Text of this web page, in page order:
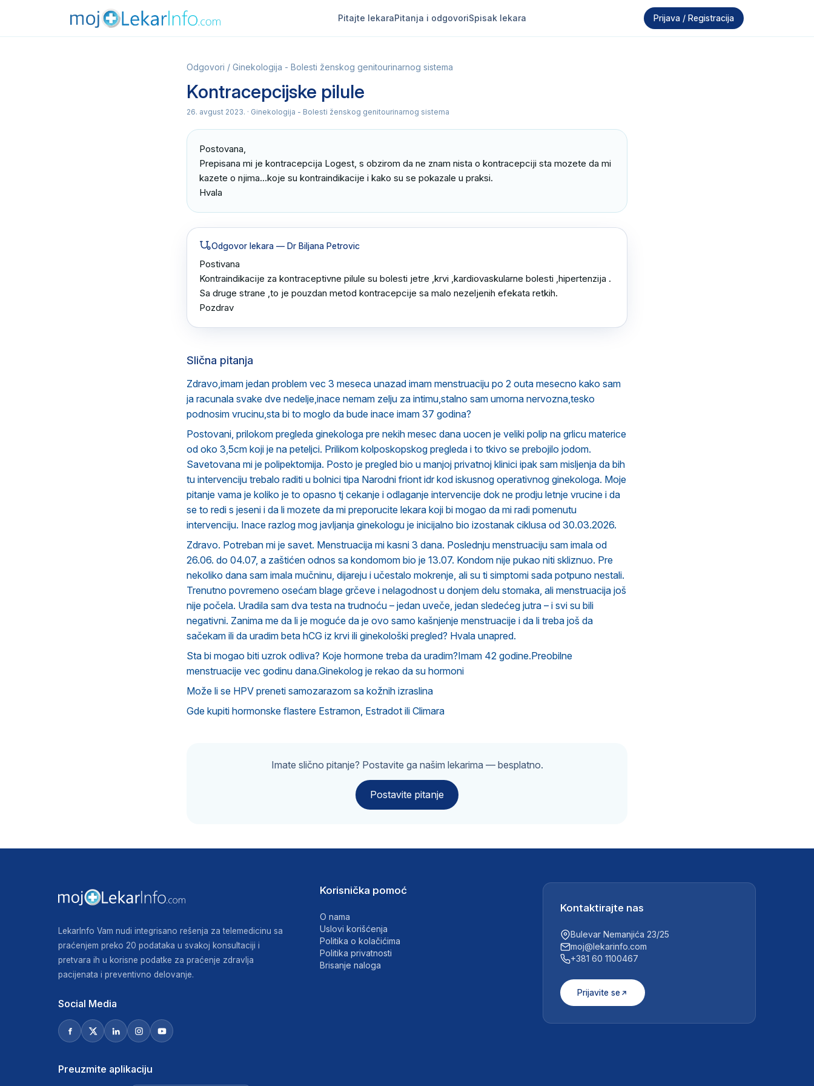
Pitajte lekaraPitanja i odgovoriSpisak lekara Prijava / Registracija
Odgovori / Ginekologija - Bolesti ženskog genitourinarnog sistema
Kontracepcijske pilule
26. avgust 2023. · Ginekologija - Bolesti ženskog genitourinarnog sistema
Postovana,
Prepisana mi je kontracepcija Logest, s obzirom da ne znam nista o kontracepciji sta mozete da mi
kazete o njima...koje su kontraindikacije i kako su se pokazale u praksi.
Hvala
Odgovor lekara — Dr Biljana Petrovic
Postivana
Kontraindikacije za kontraceptivne pilule su bolesti jetre ,krvi ,kardiovaskularne bolesti ,hipertenzija .
Sa druge strane ,to je pouzdan metod kontracepcije sa malo nezeljenih efekata retkih.
Pozdrav
Slična pitanja
Zdravo,imam jedan problem vec 3 meseca unazad imam menstruaciju po 2 outa mesecno kako sam
ja racunala svake dve nedelje,inace nemam zelju za intimu,stalno sam umorna nervozna,tesko
podnosim vrucinu,sta bi to moglo da bude inace imam 37 godina?
Postovani, prilokom pregleda ginekologa pre nekih mesec dana uocen je veliki polip na grlicu materice
od oko 3,5cm koji je na peteljci. Prilikom kolposkopskog pregleda i to tkivo se prebojilo jodom.
Savetovana mi je polipektomija. Posto je pregled bio u manjoj privatnoj klinici ipak sam misljenja da bih
tu intervenciju trebalo raditi u bolnici tipa Narodni friont idr kod iskusnog operativnog ginekologa. Moje
pitanje vama je koliko je to opasno tj cekanje i odlaganje intervencije dok ne prodju letnje vrucine i da
se to redi s jeseni i da li mozete da mi preporucite lekara koji bi mogao da mi radi pomenutu
intervenciju. Inace razlog mog javljanja ginekologu je inicijalno bio izostanak ciklusa od 30.03.2026.
Zdravo. Potreban mi je savet. Menstruacija mi kasni 3 dana. Poslednju menstruaciju sam imala od
26.06. do 04.07, a zaštićen odnos sa kondomom bio je 13.07. Kondom nije pukao niti skliznuo. Pre
nekoliko dana sam imala mučninu, dijareju i učestalo mokrenje, ali su ti simptomi sada potpuno nestali.
Trenutno povremeno osećam blage grčeve i nelagodnost u donjem delu stomaka, ali menstruacija još
nije počela. Uradila sam dva testa na trudnoću – jedan uveče, jedan sledećeg jutra – i svi su bili
negativni. Zanima me da li je moguće da je ovo samo kašnjenje menstruacije i da li treba još da
sačekam ili da uradim beta hCG iz krvi ili ginekološki pregled? Hvala unapred.
Sta bi mogao biti uzrok odliva? Koje hormone treba da uradim?Imam 42 godine.Preobilne
menstruacije vec godinu dana.Ginekolog je rekao da su hormoni
Može li se HPV preneti samozarazom sa kožnih izraslina
Gde kupiti hormonske flastere Estramon, Estradot ili Climara
Imate slično pitanje? Postavite ga našim lekarima — besplatno.
Postavite pitanje
LekarInfo Vam nudi integrisano rešenja za telemedicinu sa
praćenjem preko 20 podataka u svakoj konsultaciji i
pretvara ih u korisne podatke za praćenje zdravlja
pacijenata i preventivno delovanje.
Social Media
Preuzmite aplikaciju
Korisnička pomoć
O nama
Uslovi korišćenja
Politika o kolačićima
Politika privatnosti
Brisanje naloga
Kontaktirajte nas
Bulevar Nemanjića 23/25
moj@lekarinfo.com
+381 60 1100467
Prijavite se